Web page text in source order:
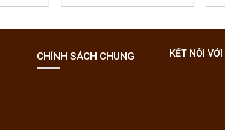
KẾT NỐI
CHÍNH SÁCH CHUNG